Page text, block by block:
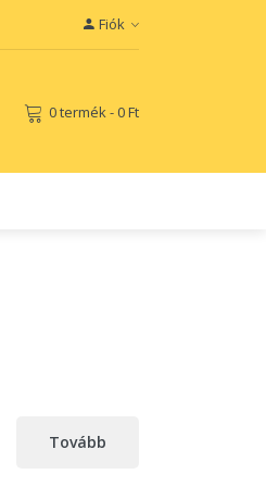
Fiók
0 termék - 0 Ft
Tovább